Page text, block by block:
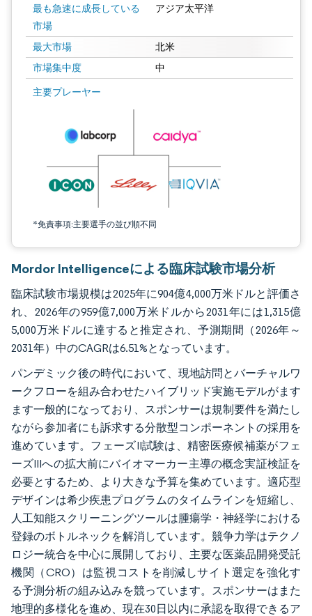
最も急速に成長している
市場
アジア太平洋
最大市場 北米
市場集中度 中
主要プレーヤー
*免責事項:主要選手の並び順不同
画像 © Mordor Intelligence。再利用にはCC BY 4.0の表示が必要です。
Mordor Intelligenceによる臨床試験市場分析
臨床試験市場規模は2025年に904億4,000万米ドルと評価さ
れ、2026年の959億7,000万米ドルから2031年には1,315億
5,000万米ドルに達すると推定され、予測期間（2026年～
2031年）中のCAGRは6.51%となっています。
パンデミック後の時代において、現地訪問とバーチャルワ
ークフローを組み合わせたハイブリッド実施モデルがます
ます一般的になっており、スポンサーは規制要件を満たし
ながら参加者にも訴求する分散型コンポーネントの採用を
進めています。フェーズII試験は、精密医療候補薬がフェ
ーズIIIへの拡大前にバイオマーカー主導の概念実証検証を
必要とするため、より大きな予算を集めています。適応型
デザインは希少疾患プログラムのタイムラインを短縮し、
人工知能スクリーニングツールは腫瘍学・神経学における
登録のボトルネックを解消しています。競争力学はテクノ
ロジー統合を中心に展開しており、主要な医薬品開発受託
機関（CRO）は監視コストを削減しサイト選定を強化す
る予測分析の組み込みを競っています。スポンサーはまた
地理的多様化を進め、現在30日以内に承認を取得できるア